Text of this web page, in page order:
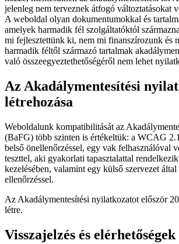
jelenleg nem terveznek átfogó változtatásokat
A weboldal olyan dokumentumokkal és
amelyek harmadik fél szolgáltatóktól
mi fejlesztettünk ki, nem mi finanszírozunk és
harmadik féltől származó tartalmak
való összeegyeztethetőségéről nem lehet
Az Akadálymentesítési
létrehozása
Weboldalunk kompatibilitását az
(BaFG) több szinten is értékeltük: a WCAG
belső önellenőrzéssel, egy vak felhasználóval
teszttel, aki gyakorlati tapasztalattal
kezelésében, valamint egy külső szervezet
ellenőrzéssel.
Az Akadálymentesítési nyilatkozatot először
létre.
Visszajelzés és elérhetőségek